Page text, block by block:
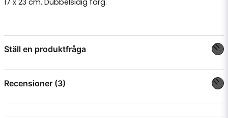
17 x 23 cm. Dubbelsidig färg.
Ställ en produktfråga
Fråga oss något om denna produkten...
Recensioner (3)